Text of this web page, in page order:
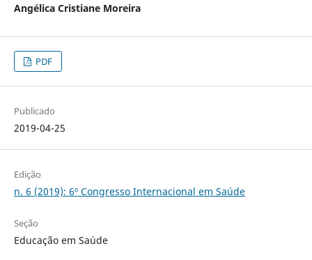
Angélica Cristiane Moreira
PDF
Publicado
2019-04-25
Edição
n. 6 (2019): 6º Congresso Internacional em Saúde
Seção
Educação em Saúde